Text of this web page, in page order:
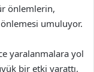
önlemlerin,
önlemesi umuluyor.
yaralanmalara yol
bir etki yarattı.